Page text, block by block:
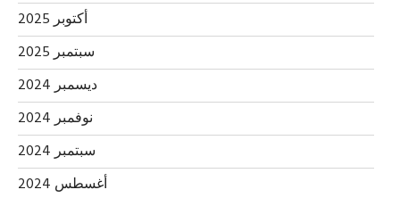
أكتوبر 2025
سبتمبر 2025
ديسمبر 2024
نوفمبر 2024
سبتمبر 2024
أغسطس 2024